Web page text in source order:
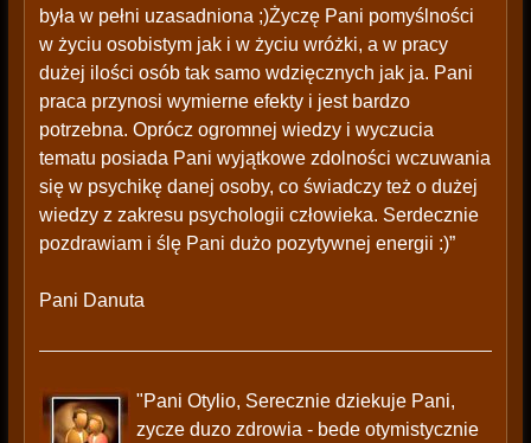
była w pełni uzasadniona ;)Życzę Pani pomyślności
w życiu osobistym jak i w życiu wróżki, a w pracy
dużej ilości osób tak samo wdzięcznych jak ja. Pani
praca przynosi wymierne efekty i jest bardzo
potrzebna. Oprócz ogromnej wiedzy i wyczucia
tematu posiada Pani wyjątkowe zdolności wczuwania
się w psychikę danej osoby, co świadczy też o dużej
wiedzy z zakresu psychologii człowieka. Serdecznie
pozdrawiam i ślę Pani dużo pozytywnej energii :)”
Pani Danuta
"Pani Otylio, Serecznie dziekuje Pani,
zycze duzo zdrowia - bede otymistycznie